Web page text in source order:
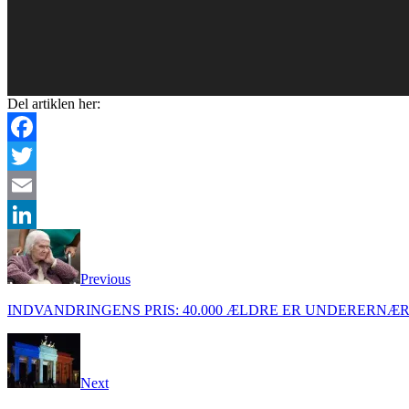
Del artiklen her:
Facebook
Twitter
Email
LinkedIn
Previous
INDVANDRINGENS PRIS: 40.000 ÆLDRE ER
Next